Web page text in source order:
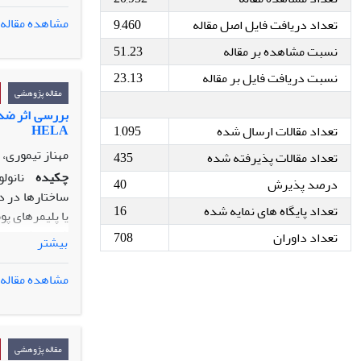
تعداد دریافت فایل اصل مقاله
9,460
نسبت مشاهده بر مقاله
51.23
نسبت دریافت فایل بر مقاله
23.13
تعداد مقالات ارسال شده
1,095
تعداد مقالات پذیرفته شده
435
درصد پذیرش
40
تعداد پایگاه های نمایه شده
16
تعداد داوران
708
کاراپاس
تخم­های
دارای قطر 2
می­دهد که
فارس بالاتر
مشاهده مقاله
مقاله پژوهشی
بررسی اثر
HELA
مهناز
چکیده
ساختارها در
یا پلیمرهای
رحم رده HELA است. از تست MTT، جهت بررسی میزان بقای سلولی استفاده شد. میزان بیان ژن
پوشش‌داده‌
کیتوزان
کافئیک‌
بیشتر
مشاهده مقاله
مقاله پژوهشی